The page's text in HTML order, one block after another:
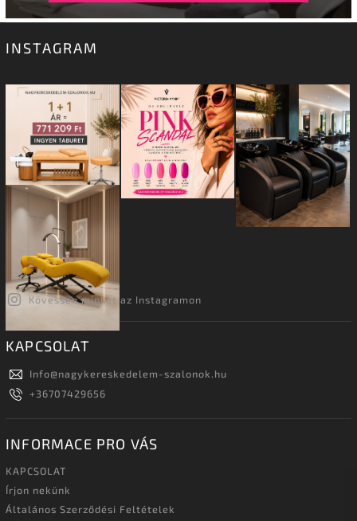
INSTAGRAM
Kövessen minket az Instagramon
KAPCSOLAT
Info@nagykereskedelem-szalonok.hu
+36707429656
INFORMACE PRO VÁS
KAPCSOLAT
Írjon nekünk
Általános Szerződési Feltételek